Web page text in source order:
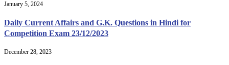
January 5, 2024
Daily Current Affairs and G.K. Questions in Hindi for
Competition Exam 23/12/2023
December 28, 2023